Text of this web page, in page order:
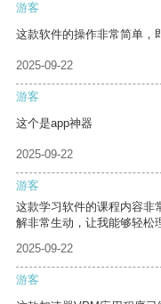
游客
这款软件的操作非常简单，
2025-09-22
游客
这个是app神器
2025-09-22
游客
这款学习软件的课程内容非
解非常生动，让我能够轻松
2025-09-22
游客